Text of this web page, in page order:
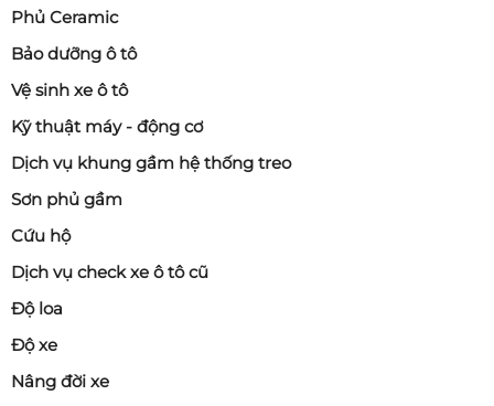
Phủ Ceramic
Bảo dưỡng ô tô
Vệ sinh xe ô tô
Kỹ thuật máy - động cơ
Dịch vụ khung gầm hệ thống treo
Sơn phủ gầm
Cứu hộ
Dịch vụ check xe ô tô cũ
Độ loa
Độ xe
Nâng đời xe